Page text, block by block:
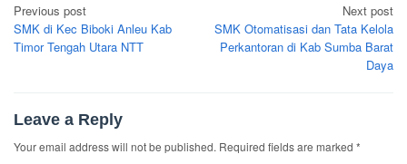
Post
navigation
Previous post
SMK di Kec Biboki Anleu Kab
Timor Tengah Utara NTT
Next post
SMK Otomatisasi dan Tata Kelola
Perkantoran di Kab Sumba Barat
Daya
Leave a Reply
Your email address will not be published. Required fields are marked *